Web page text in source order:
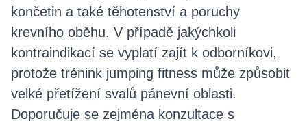
končetin a také těhotenství a poruchy
krevního oběhu. V případě jakýchkoli
kontraindikací se vyplatí zajít k odborníkovi,
protože trénink jumping fitness může způsobit
velké přetížení svalů pánevní oblasti.
Doporučuje se zejména konzultace s